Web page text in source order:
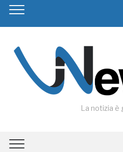
La notizia è